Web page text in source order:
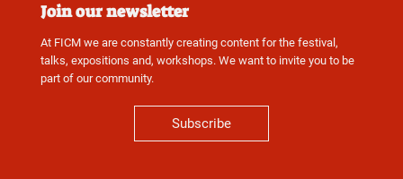
Join our newsletter
At FICM we are constantly creating content for the festival,
talks, expositions and, workshops. We want to invite you to be
part of our community.
Subscribe